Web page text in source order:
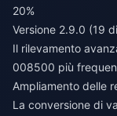
20%
Versione 2.9.0 (19
Il rilevamento
008500 più
Ampliamento delle
La conversione di